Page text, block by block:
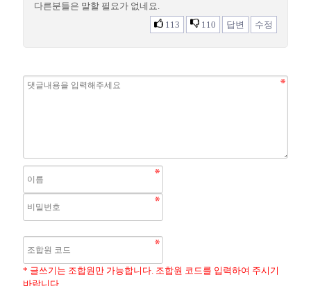
다른분들은 말할 필요가 없네요.
113
110 답변 수정
* 글쓰기는 조합원만 가능합니다. 조합원 코드를 입력하여 주시기
바랍니다.